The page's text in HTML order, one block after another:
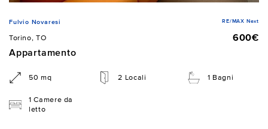
Fulvio Novaresi RE/MAX Next
Torino, TO
600€
Appartamento
50 mq 2 Locali 1 Bagni
1 Camere da
letto